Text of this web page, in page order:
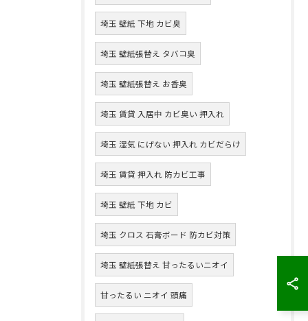
埼玉 壁紙 下地 カビ臭
埼玉 壁紙張替え タバコ臭
埼玉 壁紙張替え お香臭
埼玉 賃貸 入居中 カビ臭い 押入れ
埼玉 湿気 にげない 押入れ カビだらけ
埼玉 賃貸 押入れ 防カビ工事
埼玉 壁紙 下地 カビ
埼玉 クロス 石膏ボード 防カビ対策
埼玉 壁紙張替え 甘ったるいニオイ
甘ったるい ニオイ 頭痛